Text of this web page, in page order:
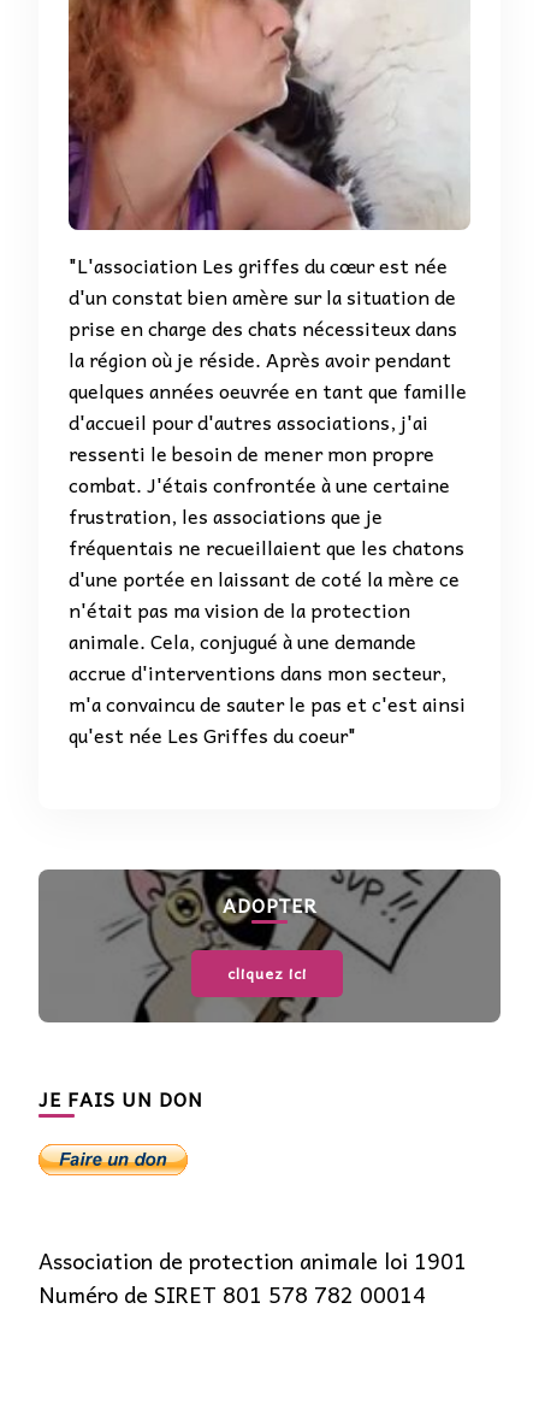
"L'association Les griffes du cœur est née
d'un constat bien amère sur la situation de
prise en charge des chats nécessiteux dans
la région où je réside. Après avoir pendant
quelques années oeuvrée en tant que famille
d'accueil pour d'autres associations, j'ai
ressenti le besoin de mener mon propre
combat. J'étais confrontée à une certaine
frustration, les associations que je
fréquentais ne recueillaient que les chatons
d'une portée en laissant de coté la mère ce
n'était pas ma vision de la protection
animale. Cela, conjugué à une demande
accrue d'interventions dans mon secteur,
m'a convaincu de sauter le pas et c'est ainsi
qu'est née Les Griffes du coeur"
ADOPTER
cliquez ici
JE FAIS UN DON
Association de protection animale loi 1901
Numéro de SIRET 801 578 782 00014